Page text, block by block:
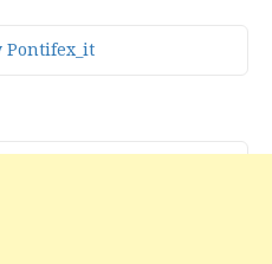
Pontifex_it